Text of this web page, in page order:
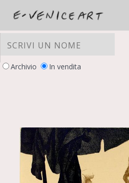
Archivio In vendita